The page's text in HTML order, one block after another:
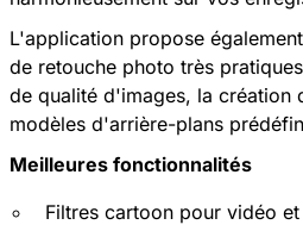
L'application propose
de retouche photo très
de qualité d'images, la création
modèles d'arrière-plans
Meilleures fonctionnalités
Filtres cartoon pour vidéo